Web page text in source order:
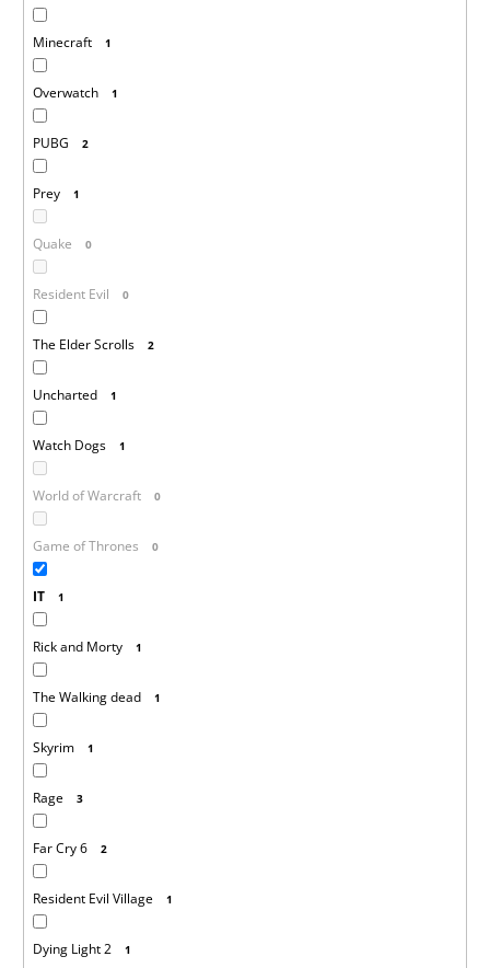
Minecraft 1
Overwatch 1
PUBG 2
Prey 1
Quake 0
Resident Evil 0
The Elder Scrolls 2
Uncharted 1
Watch Dogs 1
World of Warcraft 0
Game of Thrones 0
IT 1
Rick and Morty 1
The Walking dead 1
Skyrim 1
Rage 3
Far Cry 6 2
Resident Evil Village 1
Dying Light 2 1